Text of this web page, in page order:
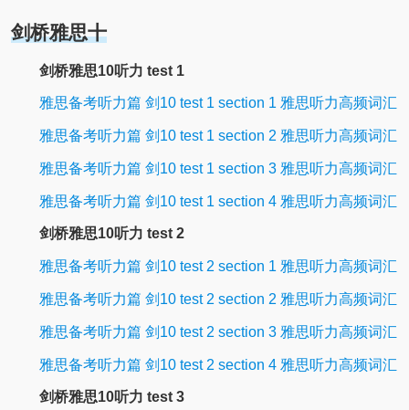
剑桥雅思十
剑桥雅思10听力 test 1
雅思备考听力篇 剑10 test 1 section 1 雅思听力高频词汇
雅思备考听力篇 剑10 test 1 section 2 雅思听力高频词汇
雅思备考听力篇 剑10 test 1 section 3 雅思听力高频词汇
雅思备考听力篇 剑10 test 1 section 4 雅思听力高频词汇
剑桥雅思10听力 test 2
雅思备考听力篇 剑10 test 2 section 1 雅思听力高频词汇
雅思备考听力篇 剑10 test 2 section 2 雅思听力高频词汇
雅思备考听力篇 剑10 test 2 section 3 雅思听力高频词汇
雅思备考听力篇 剑10 test 2 section 4 雅思听力高频词汇
剑桥雅思10听力 test 3